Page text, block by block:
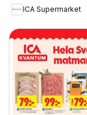
ICA Supermarket